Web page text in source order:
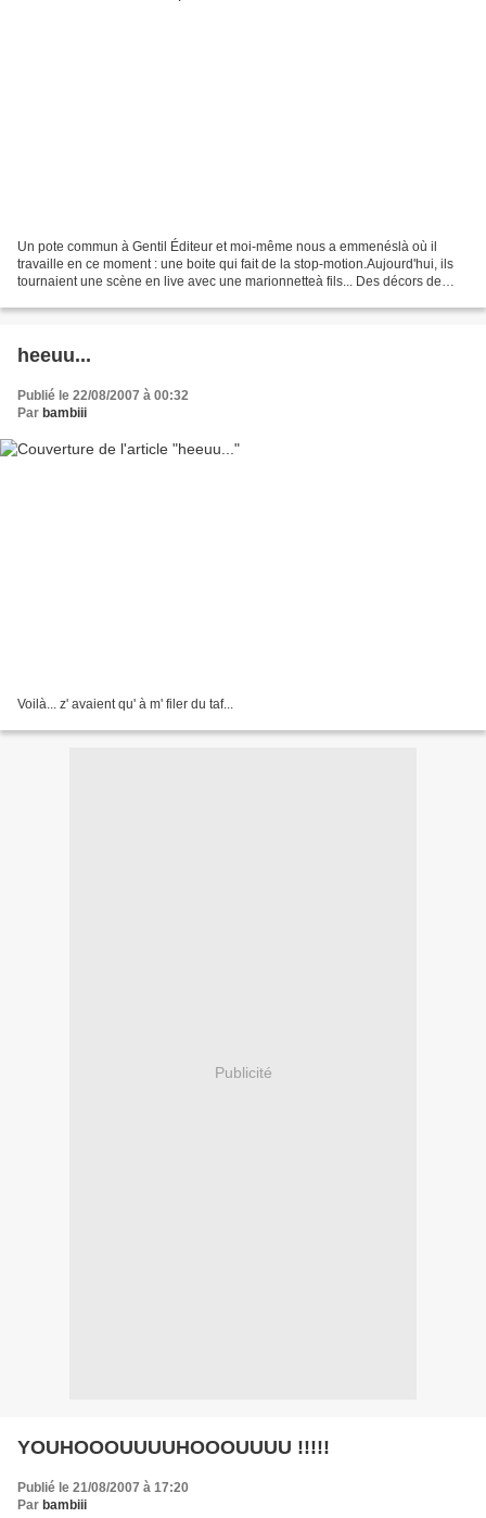
Un pote commun à Gentil Éditeur et moi-même nous a emmenéslà où il
travaille en ce moment : une boite qui fait de la stop-motion.Aujourd'hui, ils
tournaient une scène en live avec une marionnetteà fils... Des décors de
heeuu...
Publié le 22/08/2007 à 00:32
Par bambiii
Voilà... z' avaient qu' à m' filer du taf...
Publicité
YOUHOOOUUUUHOOOUUUU !!!!!
Publié le 21/08/2007 à 17:20
Par bambiii